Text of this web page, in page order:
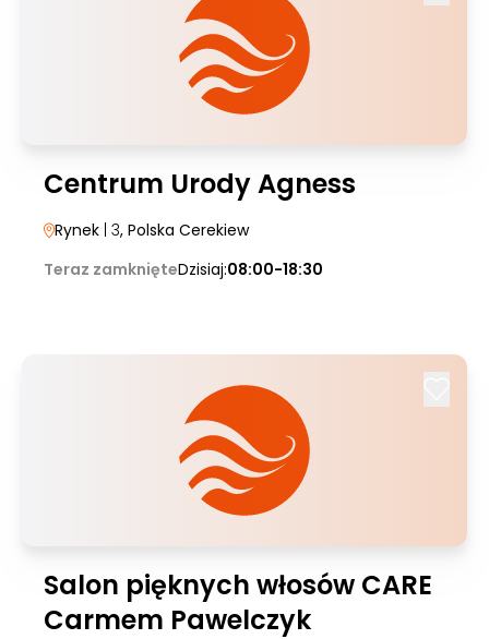
Centrum Urody Agness
Rynek | 3, Polska Cerekiew
Teraz zamknięteDzisiaj:08:00-18:30
Salon pięknych włosów CARE
Carmem Pawelczyk